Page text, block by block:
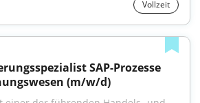
Vollzeit
SAP-Prozesse
(m/w/d)